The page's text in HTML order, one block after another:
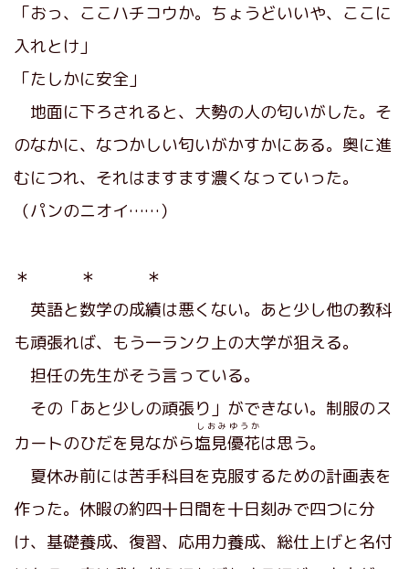
「おっ、ここハチコウか。ちょうどいいや、ここに
入れとけ」
「たしかに安全」
地面に下ろされると、大勢の人の匂いがした。そ
のなかに、なつかしい匂いがかすかにある。奥に進
むにつれ、それはますます濃くなっていった。
（パンのニオイ……）
＊ ＊ ＊
英語と数学の成績は悪くない。あと少し他の教科
も頑張れば、もう一ランク上の大学が狙える。
担任の先生がそう言っている。
その「あと少しの頑張り」ができない。制服のス
カートのひだを見ながら塩見
しおみ
優花
ゆうか
は思う。
夏休み前には苦手科目を克服するための計画表を
作った。休暇の約四十日間を十日刻みで四つに分
け、基礎養成、復習、応用力養成、総仕上げと名付